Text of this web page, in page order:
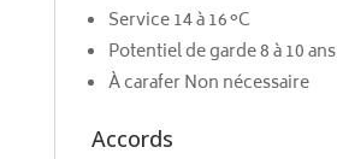
Service 14 à 16 °C
Potentiel de garde 8 à 10 ans
À carafer Non nécessaire
Accords